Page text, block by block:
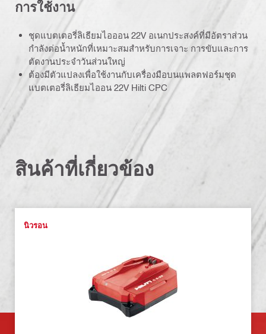
การใช้งาน
ชุดแบตเตอรี่ลิเธียมไอออน 22V อเนกประสงค์ที่มีอัตราส่วน
กำลังต่อน้ำหนักที่เหมาะสมสำหรับการเจาะ การขับและการ
ตัดงานประจำวันส่วนใหญ่
ต้องมีตัวแปลงเพื่อใช้งานกับเครื่องมือบนแพลตฟอร์มชุด
แบตเตอรี่ลิเธียมไออน 22V Hilti CPC
สินค้าที่เกี่ยวข้อง
นิวรอน